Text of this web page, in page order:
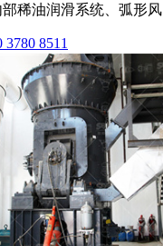
稀油润滑系统、弧形风
8511